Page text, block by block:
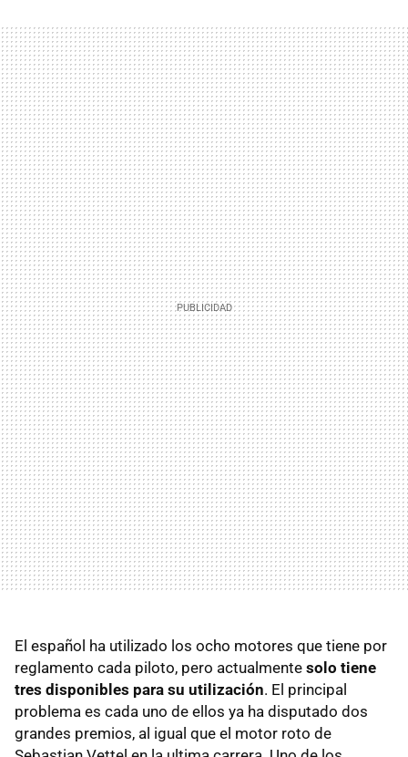
El español ha utilizado los ocho motores que tiene por
reglamento cada piloto, pero actualmente solo tiene
tres disponibles para su utilización. El principal
problema es cada uno de ellos ya ha disputado dos
grandes premios, al igual que el motor roto de